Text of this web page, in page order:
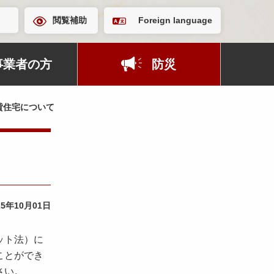
閲覧補助 Foreign language
業者の方 防災
宅について
年10月01日
法）に
とができ
。